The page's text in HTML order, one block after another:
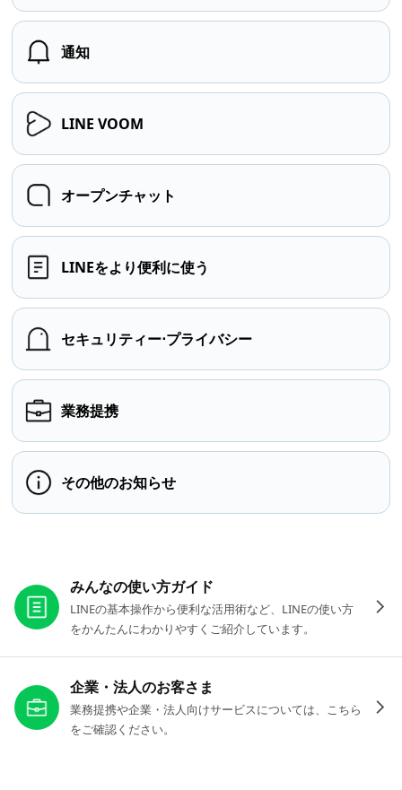
通知
LINE VOOM
オープンチャット
LINEをより便利に使う
セキュリティー⋅プライバシー
業務提携
その他のお知らせ
みんなの使い方ガイド
LINEの基本操作から便利な活用術など、LINEの使い方
をかんたんにわかりやすくご紹介しています。
企業・法人のお客さま
業務提携や企業・法人向けサービスについては、こちら
をご確認ください。